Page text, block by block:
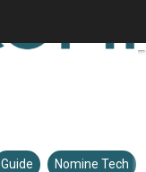
Guide Nomine Tech